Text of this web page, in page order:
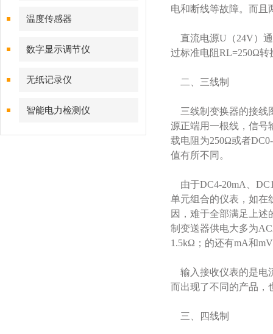
温度传感器
数字显示调节仪
无纸记录仪
智能电力检测仪
电和断线等故障。而且
直流电源U（24V）通
过标准电阻RL=250Ω
二、三线制
三线制变换器的接线
源正端用一根线，信号
载电阻为250Ω或者
值有所不同。
由于DC4-20mA、
单元组合的仪表，如在
因，难于全部满足上述
制变送器供电大多为
1.5kΩ；的还有mA和
输入接收仪表的是电
而出现了不同的产品，
三、四线制